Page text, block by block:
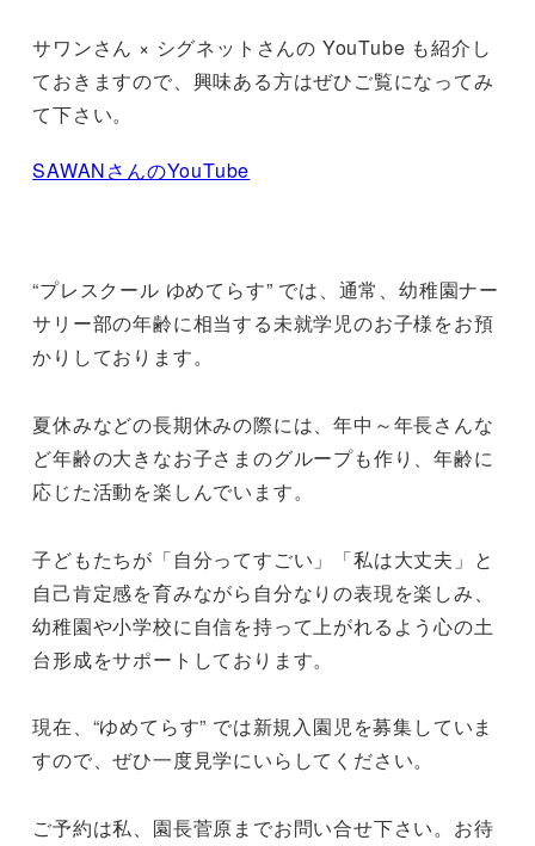
サワンさん × シグネットさんの YouTube も紹介し
ておきますので、興味ある方はぜひご覧になってみ
て下さい。
SAWANさんのYouTube
“プレスクール ゆめてらす” では、通常、幼稚園ナー
サリー部の年齢に相当する未就学児のお子様をお預
かりしております。
夏休みなどの長期休みの際には、年中～年長さんな
ど年齢の大きなお子さまのグループも作り、年齢に
応じた活動を楽しんでいます。
子どもたちが「自分ってすごい」「私は大丈夫」と
自己肯定感を育みながら自分なりの表現を楽しみ、
幼稚園や小学校に自信を持って上がれるよう心の土
台形成をサポートしております。
現在、“ゆめてらす” では新規入園児を募集していま
すので、ぜひ一度見学にいらしてください。
ご予約は私、園長菅原までお問い合せ下さい。お待